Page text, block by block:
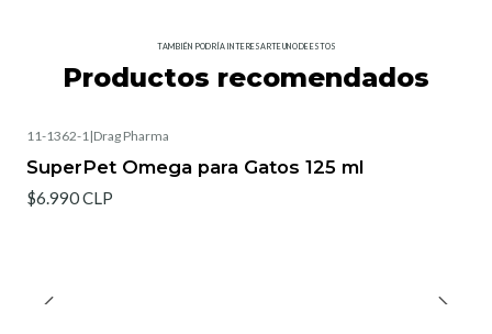
TAMBIÉN PODRÍA INTERESARTE UNO DE ESTOS
Productos recomendados
11-1362-1|Drag Pharma
SuperPet Omega para Gatos 125 ml
$6.990 CLP